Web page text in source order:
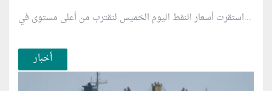
استقرت أسعار النفط اليوم الخميس لتقترب من أعلى مستوى في...
أخبار